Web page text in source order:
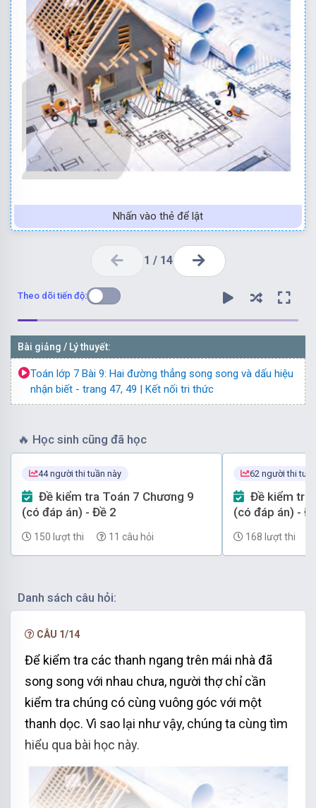
Nhấn vào thẻ để lật
Để kiểm tra các thanh ngang trên mái nhà đã song song
với nhau chưa, người thợ chỉ cần kiểm tra chúng có cùng
vuông góc với một thanh dọc thì các thanh ngang song
song với nhau.
Theo dõi tiến độ:
1 / 14
Bài giảng / Lý thuyết:
Toán lớp 7 Bài 9: Hai đường thẳng song song và dấu hiệu
nhận biết - trang 47, 49 | Kết nối tri thức
🔥 Học sinh cũng đã học
44 người thi tuần này
(có đáp án) - Đề 2
150 lượt thi 11 câu hỏi
62 người thi
(có đáp án) -
168 lượt thi
Danh sách câu hỏi:
CÂU 1/14
Để kiểm tra các thanh ngang trên mái nhà đã
song song với nhau chưa, người thợ chỉ cần
kiểm tra chúng có cùng vuông góc với một
thanh dọc. Vì sao lại như vậy, chúng ta cùng tìm
hiểu qua bài học này.